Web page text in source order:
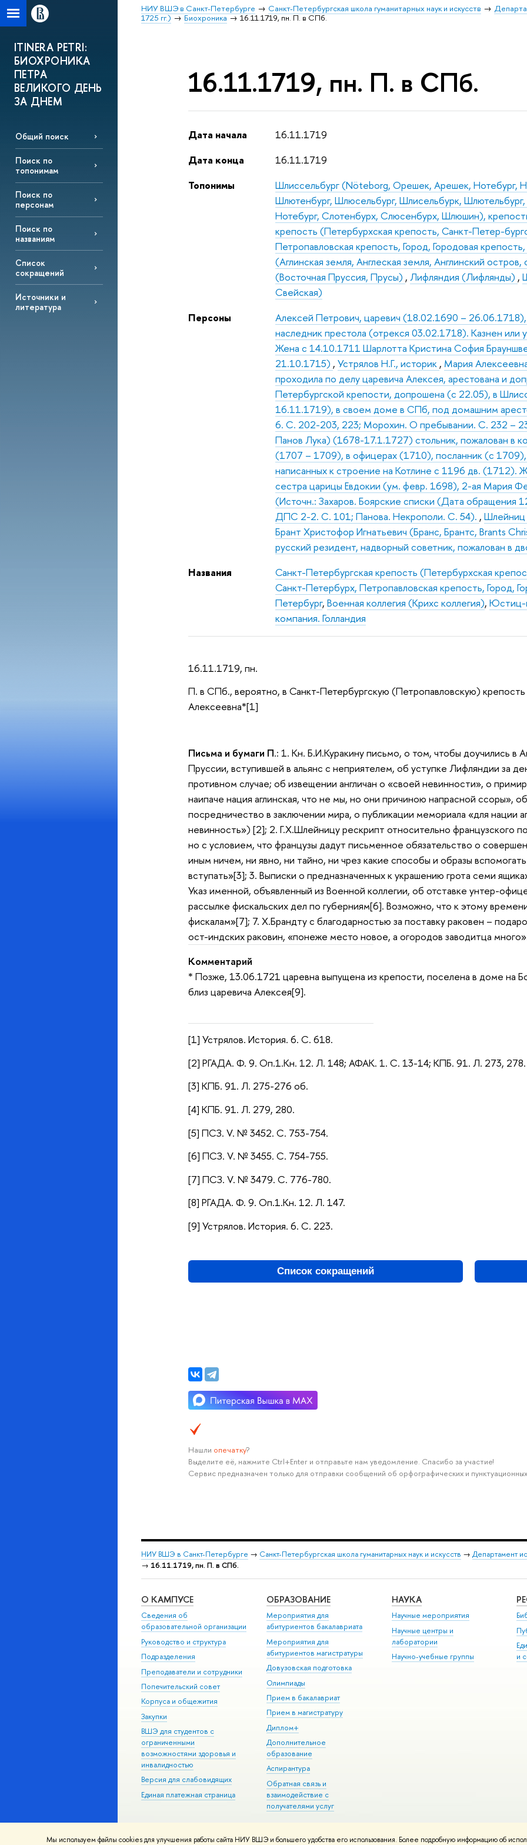
Мы используем файлы cookies для улучшения работы сайта НИУ ВШЭ и большего удобства его использования. Более подробную информацию об
НИУ ВШЭ в Санкт-Петербурге Санкт-Петербургская школа гуманитарных наук и искусств
1725 гг.)
Биохроника 16.11.1719, пн. П. в СПб.
ITINERA PETRI:
БИОХРОНИКА
ПЕТРА
ВЕЛИКОГО ДЕНЬ
ЗА ДНЕМ
Общий поиск
Поиск по
топонимам
Поиск по
персонам
Поиск по
названиям
Список
сокращений
Источники и
литература
16.11.1719, пн. П. в СПб.
Дата начала
16.11.1719
Дата конца
16.11.1719
Топонимы
Шлиссельбург (Nöteborg, Орешек, Арешек, Нотебург,
Шлютенбург, Шлюсельбург, Шлисельбурк,
Нотебург, Слотенбурх, Слюсенбурх, Шлюшин),
крепость (Петербурхская крепость, Санкт-Петер-
Петропавловская крепость, Город, Городовая
(Аглинская земля, Англеская земля, Англинский
(Восточная Пруссия, Прусы) ,Лифляндия (Лифлянды) ,
Свейская)
Персоны
Алексей Петрович, царевич (18.02.1690 –
наследник престола (отрекся 03.02.1718). Казнен или
Жена с 14.10.1711 Шарлотта Кристина София
21.10.1715) ,Устрялов Н.Г., историк , Мария
проходила по делу царевича Алексея, арестована и
Петербургской крепости, допрошена (с 22.05), в
16.11.1719), в своем доме в СПб, под домашним
6. С. 202-203, 223; Морохин. О пребывании. С. 232 –
Панов Лука) (1678-17.1.1727) стольник, пожалован в
(1707 – 1709), в офицерах (1710), посланник (с
написанных к строение на Котлине с 1196 дв.
сестра царицы Евдокии (ум. февр. 1698), 2-ая Мария
(Источн.: Захаров. Боярские списки (Дата
ДПС 2-2. С. 101; Панова. Некрополи. С. 54). ,Шлейниц
Брант Христофор Игнатьевич (Бранс, Брантс, Brants
русский резидент, надворный советник, пожалован в
Названия
Санкт-Петербургская крепость (Петербурхская
Санкт-Петербурх, Петропавловская крепость, Город,
Петербург,Военная коллегия (Крихс коллегия),Юстиц-
компания. Голландия
16.11.1719, пн.
П. в СПб., вероятно, в Санкт-Петербургскую (Петропавловскую)
Алексеевна*[1]
Письма и бумаги П.: 1. Кн. Б.И.Куракину письмо, о том, чтобы доучились в
Пруссии, вступившей в альянс с неприятелем, об уступке Лифляндии за
противном случае; об извещении англичан о «своей невинности», о
наипаче нация аглинская, что не мы, но они причиною напрасной ссоры»,
посредничество в заключении мира, о публикации мемориала «для нации
невинность») [2]; 2. Г.Х.Шлейницу рескрипт относительно французского
но с условием, что французы дадут письменное обязательство о
иным ничем, ни явно, ни тайно, ни чрез какие способы и образы
вступать»[3]; 3. Выписки о предназначенных к украшению грота семи
Указ именной, объявленный из Военной коллегии, об отставке унтер-
рассылке фискальских дел по губерниям[6]. Возможно, что к этому
фискалам»[7]; 7. Х.Брандту с благодарностью за поставку раковен –
ост-индских раковин, «понеже место новое, а огородов заводитца
Комментарий
* Позже, 13.06.1721 царевна выпущена из крепости, поселена в доме на
близ царевича Алексея[9].
[1] Устрялов. История. 6. С. 618.
[2] РГАДА. Ф. 9. Оп.1.Кн. 12. Л. 148; АФАК. 1. С. 13-14; КПБ. 91. Л. 273, 278.
[3] КПБ. 91. Л. 275-276 об.
[4] КПБ. 91. Л. 279, 280.
[5] ПСЗ. V. № 3452. С. 753-754.
[6] ПСЗ. V. № 3455. С. 754-755.
[7] ПСЗ. V. № 3479. С. 776-780.
[8] РГАДА. Ф. 9. Оп.1.Кн. 12. Л. 147.
[9] Устрялов. История. 6. С. 223.
Список сокращений
Нашли опечатку?
Выделите её, нажмите Ctrl+Enter и отправьте нам уведомление. Спасибо за участие!
Сервис предназначен только для отправки сообщений об орфографических и
НИУ ВШЭ в Санкт-Петербурге → Санкт-Петербургская школа гуманитарных наук и искусств → Департамент
→ 16.11.1719, пн. П. в СПб.
О КАМПУСЕ
Сведения об
образовательной организации
Руководство и структура
Подразделения
Преподаватели и сотрудники
Попечительский совет
Корпуса и общежития
Закупки
ВШЭ для студентов с
ограниченными
возможностями здоровья и
инвалидностью
Версия для слабовидящих
Единая платежная страница
ОБРАЗОВАНИЕ
Мероприятия для
абитуриентов бакалавриата
Мероприятия для
абитуриентов магистратуры
Довузовская подготовка
Олимпиады
Прием в бакалавриат
Прием в магистратуру
Диплом+
Дополнительное
образование
Аспирантура
Обратная связь и
взаимодействие с
получателями услуг
НАУКА
Научные мероприятия
Научные центры и
лаборатории
Научно-учебные группы
и
© НИУ ВШЭ 1993–2026 Адреса и контакты Условия использования материалов Политика